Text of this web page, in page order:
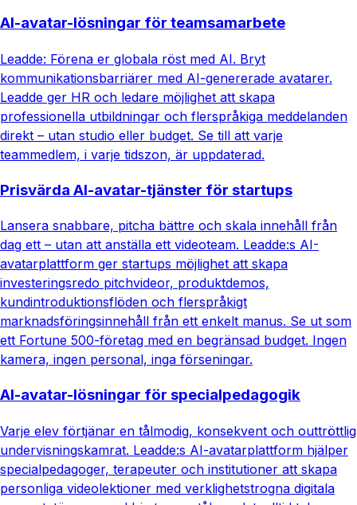
AI-avatar-lösningar för teamsamarbete
Leadde: Förena er globala röst med AI. Bryt
kommunikationsbarriärer med AI-genererade avatarer.
Leadde ger HR och ledare möjlighet att skapa
professionella utbildningar och flerspråkiga meddelanden
direkt – utan studio eller budget. Se till att varje
teammedlem, i varje tidszon, är uppdaterad.
Prisvärda AI-avatar-tjänster för startups
Lansera snabbare, pitcha bättre och skala innehåll från
dag ett – utan att anställa ett videoteam. Leadde:s AI-
avatarplattform ger startups möjlighet att skapa
investeringsredo pitchvideor, produktdemos,
kundintroduktionsflöden och flerspråkigt
marknadsföringsinnehåll från ett enkelt manus. Se ut som
ett Fortune 500-företag med en begränsad budget. Ingen
kamera, ingen personal, inga förseningar.
AI-avatar-lösningar för specialpedagogik
Varje elev förtjänar en tålmodig, konsekvent och outtröttlig
undervisningskamrat. Leadde:s AI-avatarplattform hjälper
specialpedagoger, terapeuter och institutioner att skapa
personliga videolektioner med verklighetstrogna digitala